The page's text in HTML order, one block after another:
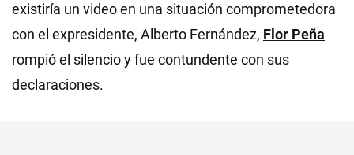
existiría un video en una situación comprometedora
con el expresidente, Alberto Fernández, Flor Peña
rompió el silencio y fue contundente con sus
declaraciones.